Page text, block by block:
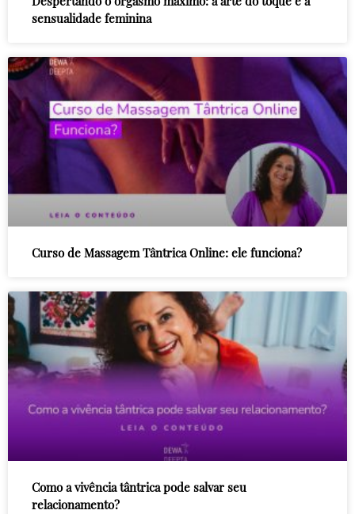
sensualidade feminina
Curso de Massagem Tântrica Online: ele funciona?
Como a vivência tântrica pode salvar seu
relacionamento?